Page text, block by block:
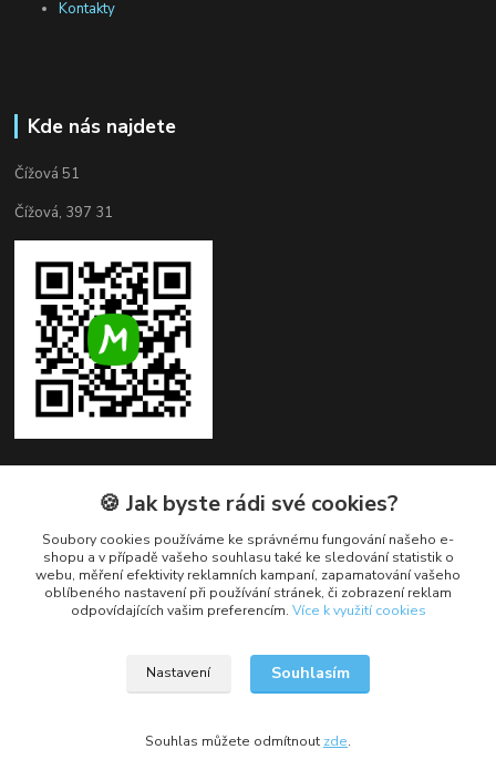
Kontakty
Kde nás najdete
Čížová 51
Čížová, 397 31
Kontakty
+420 382 279 132
obchod@cukroveozdoby.cz
🍪 Jak byste rádi své cookies?
Soubory cookies používáme ke správnému fungování našeho e-
shopu a v případě vašeho souhlasu také ke sledování statistik o
webu, měření efektivity reklamních kampaní, zapamatování vašeho
oblíbeného nastavení při používání stránek, či zobrazení reklam
odpovídajících vašim preferencím. Více k využití cookies
Nastavení Souhlasím
Souhlas můžete odmítnout zde.